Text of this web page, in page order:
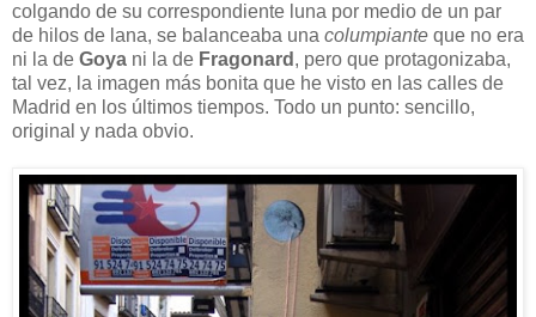
colgando de su correspondiente luna por medio de un par
de hilos de lana, se balanceaba una columpiante que no era
ni la de Goya ni la de Fragonard , pero que protagonizaba,
tal vez, la imagen más bonita que he visto en las calles de
Madrid en los últimos tiempos. Todo un punto: sencillo,
original y nada obvio.